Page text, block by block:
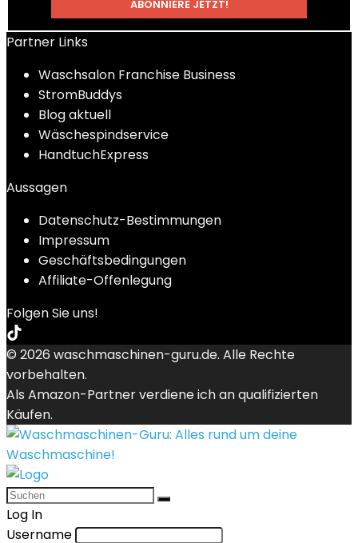
Partner Links
Waschsalon Franchise Business
StromBuddys
Blog aktuell
Wäschespindservice
HandtuchExpress
Aussagen
Datenschutz-Bestimmungen
Impressum
Geschäftsbedingungen
Affiliate-Offenlegung
Folgen Sie uns!
© 2026 waschmaschinen-guru.de. Alle Rechte
vorbehalten.
Als Amazon-Partner verdiene ich an qualifizierten
Käufen.
Log In
Username